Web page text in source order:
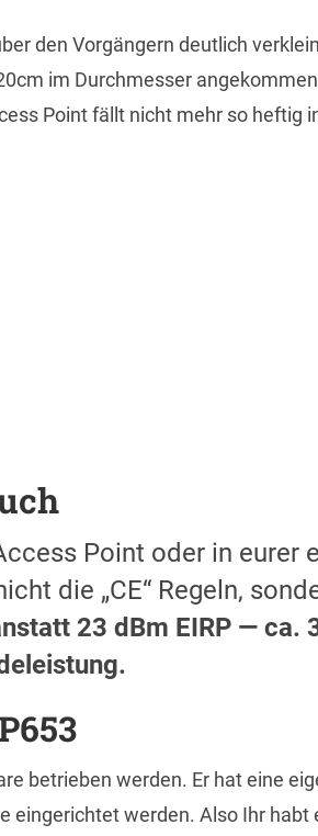
den Vorgängern deutlich
im Durchmesser
Point fällt nicht mehr so heftig
Point oder in eurer
die „CE“ Regeln,
23 dBm EIRP — ca.
betrieben werden. Er hat eine
eingerichtet werden. Also Ihr